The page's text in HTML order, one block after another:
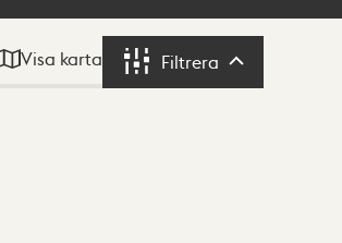
Visa karta Filtrera Filtrera